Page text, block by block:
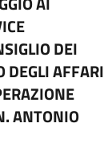
DEI
AFFARI
ANTONIO